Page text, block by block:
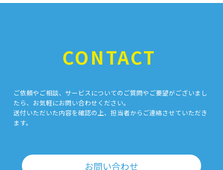
CONTACT
ご依頼やご相談、サービスについてのご質問やご要望がございまし
たら、お気軽にお問い合わせください。
送付いただいた内容を確認の上、担当者からご連絡させていただき
ます。
お問い合わせ